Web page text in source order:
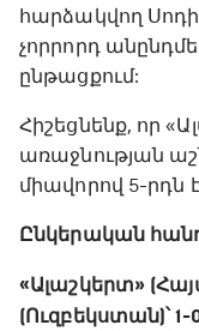
հարձակվող
չորրորդ
ընթացքում:
Հիշեցնենք, որ
առաջնության
միավորով 5-րդն
Ընկերական
«Ալաշկերտ»
(Ուզբեկստան)՝ 1-